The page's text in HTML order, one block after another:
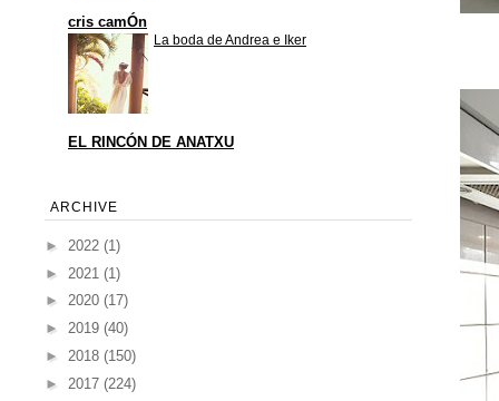
cris camÓn
La boda de Andrea e Iker
EL RINCÓN DE ANATXU
ARCHIVE
► 2022 (1)
► 2021 (1)
► 2020 (17)
► 2019 (40)
► 2018 (150)
► 2017 (224)